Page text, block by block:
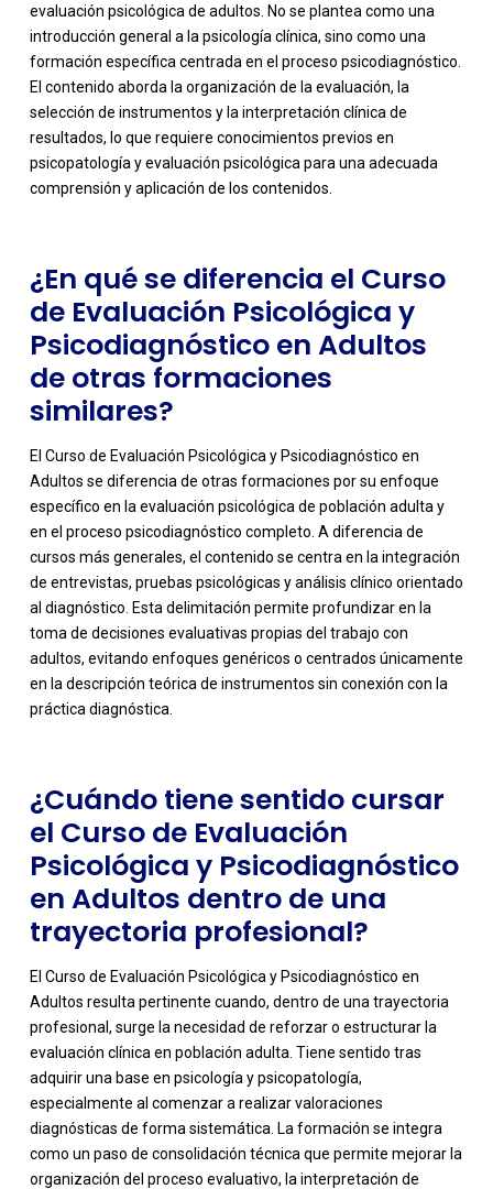
evaluación psicológica de adultos. No se plantea como una
introducción general a la psicología clínica, sino como una
formación específica centrada en el proceso psicodiagnóstico.
El contenido aborda la organización de la evaluación, la
selección de instrumentos y la interpretación clínica de
resultados, lo que requiere conocimientos previos en
psicopatología y evaluación psicológica para una adecuada
comprensión y aplicación de los contenidos.
-
¿En qué se diferencia el Curso
de Evaluación Psicológica y
Psicodiagnóstico en Adultos
de otras formaciones
similares?
El Curso de Evaluación Psicológica y Psicodiagnóstico en
Adultos se diferencia de otras formaciones por su enfoque
específico en la evaluación psicológica de población adulta y
en el proceso psicodiagnóstico completo. A diferencia de
cursos más generales, el contenido se centra en la integración
de entrevistas, pruebas psicológicas y análisis clínico orientado
al diagnóstico. Esta delimitación permite profundizar en la
toma de decisiones evaluativas propias del trabajo con
adultos, evitando enfoques genéricos o centrados únicamente
en la descripción teórica de instrumentos sin conexión con la
práctica diagnóstica.
-
¿Cuándo tiene sentido cursar
el Curso de Evaluación
Psicológica y Psicodiagnóstico
en Adultos dentro de una
trayectoria profesional?
El Curso de Evaluación Psicológica y Psicodiagnóstico en
Adultos resulta pertinente cuando, dentro de una trayectoria
profesional, surge la necesidad de reforzar o estructurar la
evaluación clínica en población adulta. Tiene sentido tras
adquirir una base en psicología y psicopatología,
especialmente al comenzar a realizar valoraciones
diagnósticas de forma sistemática. La formación se integra
como un paso de consolidación técnica que permite mejorar la
organización del proceso evaluativo, la interpretación de